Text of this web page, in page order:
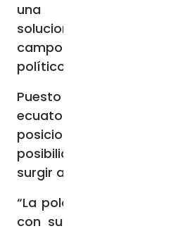
una
soluciones adecuadas,
campos del quehacer
político, económico,
Puesto que, como
ecuatorianos, “la
posiciones ideológicas
posibilidad de
surgir algo
“La polarización sólo
con su inevitable